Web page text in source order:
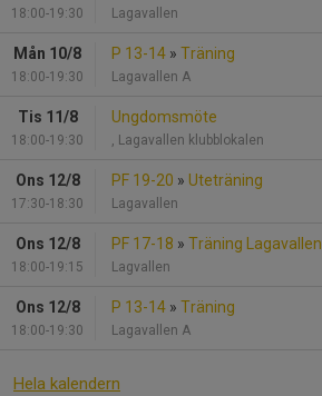
18:00-19:30 Lagavallen
Mån 10/8
18:00-19:30
P 13-14 » Träning
Lagavallen A
Tis 11/8
18:00-19:30
Ungdomsmöte
, Lagavallen klubblokalen
Ons 12/8
17:30-18:30
PF 19-20 » Uteträning
Lagavallen
Ons 12/8
18:00-19:15
PF 17-18 » Träning Lagavallen
Lagvallen
Ons 12/8
18:00-19:30
P 13-14 » Träning
Lagavallen A
Hela kalendern